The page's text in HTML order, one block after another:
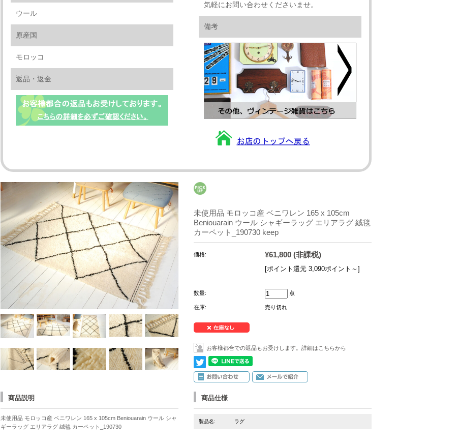
ウール
原産国
モロッコ
返品・返金
気軽にお問い合わせくださいませ。
備考
未使用品 モロッコ産 ベニワレン 165 x 105cm
Beniouarain ウール シャギーラッグ エリアラグ 絨毯
カーペット_190730 keep
価格: ¥61,800 (非課税)
[ポイント還元 3,090ポイント～]
数量: 点
在庫: 売り切れ
お客様都合での返品もお受けします。詳細はこちらから
商品説明
未使用品 モロッコ産 ベニワレン 165 x 105cm Beniouarain ウール シャ
ギーラッグ エリアラグ 絨毯 カーペット_190730
商品仕様
製品名: ラグ